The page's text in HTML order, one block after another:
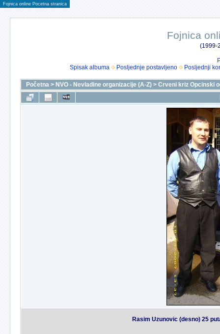
Fojnica online Pocetna stranica
Fojnica
(1999-
Spisak albuma
Posljednje postavljeno Posljednji
Početna > NVO - Nevladine organizacije (A-Z) > Crveni kriz Opcinski
Rasim Uzunovic (desno) 25